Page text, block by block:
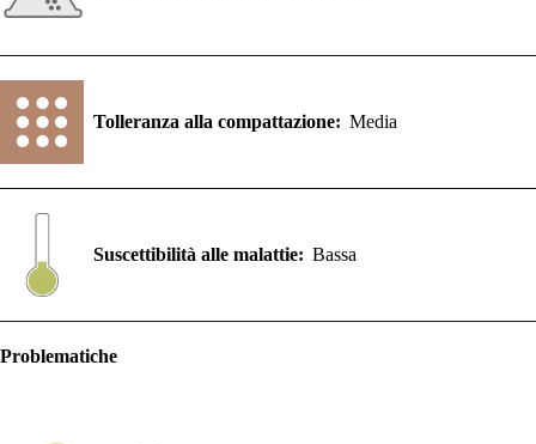
Tolleranza alla compattazione: Media
Suscettibilità alle malattie: Bassa
Problematiche